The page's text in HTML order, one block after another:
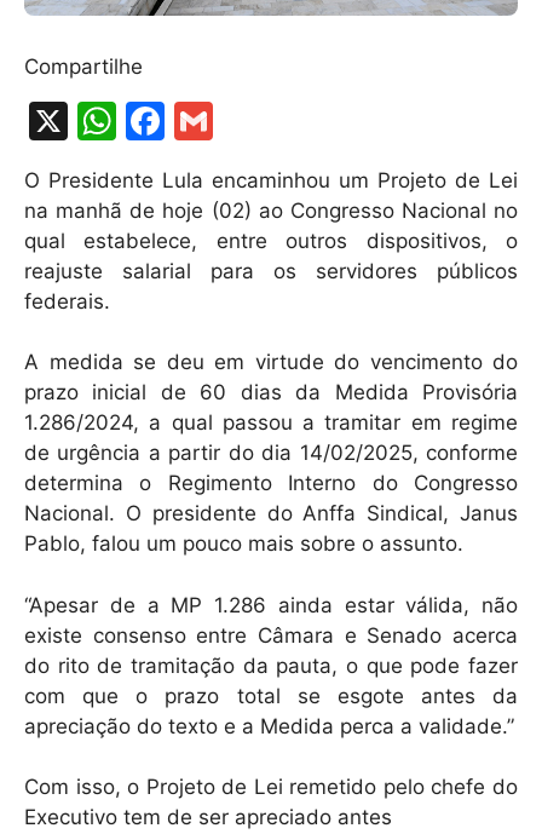
Compartilhe
X
W
at
s
A
p
F
a
c
e
b
o
k
ai
l
O Presidente Lula encaminhou um Projeto de Lei
na manhã de hoje (02) ao Congresso Nacional no
qual estabelece, entre outros dispositivos, o
reajuste salarial para os servidores públicos
federais.
A medida se deu em virtude do vencimento do
prazo inicial de 60 dias da Medida Provisória
1.286/2024, a qual passou a tramitar em regime
de urgência a partir do dia 14/02/2025, conforme
determina o Regimento Interno do Congresso
Nacional. O presidente do Anffa Sindical, Janus
Pablo, falou um pouco mais sobre o assunto.
“Apesar de a MP 1.286 ainda estar válida, não
existe consenso entre Câmara e Senado acerca
do rito de tramitação da pauta, o que pode fazer
com que o prazo total se esgote antes da
apreciação do texto e a Medida perca a validade.”
Com isso, o Projeto de Lei remetido pelo chefe do
Executivo tem de ser apreciado antes